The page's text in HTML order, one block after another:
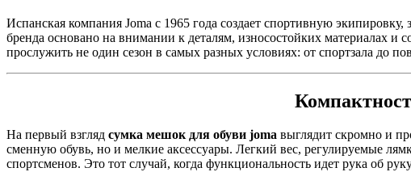
Испанская компания Joma с 1965 года создает спортивную
бренда основано на внимании к деталям, износостойких материалах
прослужить не один сезон в самых разных условиях: от спортзала до
На первый взгляд сумка мешок для обуви joma выглядит скромно и
сменную обувь, но и мелкие аксессуары. Легкий вес, регулируемые
спортсменов. Это тот случай, когда функциональность идет рука об